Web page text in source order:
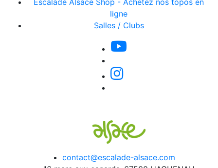
Escalade Alsace Shop - Achetez nos topos en
ligne
Salles / Clubs
contact@escalade-alsace.com